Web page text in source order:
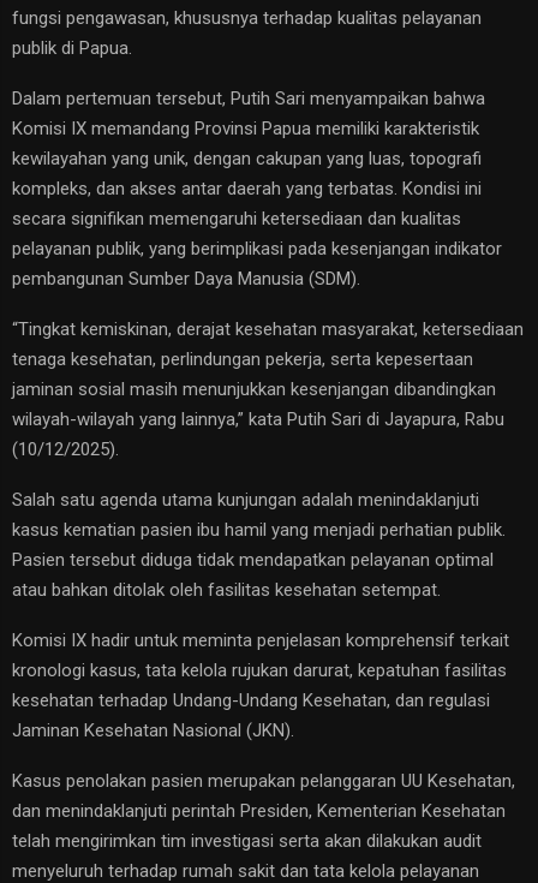
fungsi pengawasan, khususnya terhadap kualitas pelayanan
publik di Papua.
​Dalam pertemuan tersebut, Putih Sari menyampaikan bahwa
Komisi IX memandang Provinsi Papua memiliki karakteristik
kewilayahan yang unik, dengan cakupan yang luas, topografi
kompleks, dan akses antar daerah yang terbatas. Kondisi ini
secara signifikan memengaruhi ketersediaan dan kualitas
pelayanan publik, yang berimplikasi pada kesenjangan indikator
pembangunan Sumber Daya Manusia (SDM).
​“Tingkat kemiskinan, derajat kesehatan masyarakat, ketersediaan
tenaga kesehatan, perlindungan pekerja, serta kepesertaan
jaminan sosial masih menunjukkan kesenjangan dibandingkan
wilayah-wilayah yang lainnya,” kata Putih Sari di Jayapura, Rabu
(10/12/2025).
Salah satu agenda utama kunjungan adalah menindaklanjuti
kasus kematian pasien ibu hamil yang menjadi perhatian publik.
Pasien tersebut diduga tidak mendapatkan pelayanan optimal
atau bahkan ditolak oleh fasilitas kesehatan setempat.
​Komisi IX hadir untuk meminta penjelasan komprehensif terkait
kronologi kasus, tata kelola rujukan darurat, kepatuhan fasilitas
kesehatan terhadap Undang-Undang Kesehatan, dan regulasi
Jaminan Kesehatan Nasional (JKN).
Kasus penolakan pasien merupakan pelanggaran UU Kesehatan,
dan menindaklanjuti perintah Presiden, Kementerian Kesehatan
telah mengirimkan tim investigasi serta akan dilakukan audit
menyeluruh terhadap rumah sakit dan tata kelola pelayanan